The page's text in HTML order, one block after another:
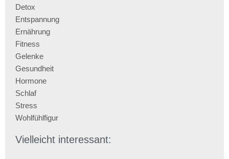
Detox
Entspannung
Ernährung
Fitness
Gelenke
Gesundheit
Hormone
Schlaf
Stress
Wohlfühlfigur
Vielleicht interessant: